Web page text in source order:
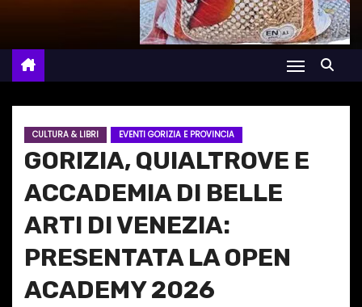
CULTURA & LIBRI EVENTI GORIZIA E PROVINCIA
GORIZIA, QUIALTROVE E
ACCADEMIA DI BELLE
ARTI DI VENEZIA:
PRESENTATA LA OPEN
ACADEMY 2026